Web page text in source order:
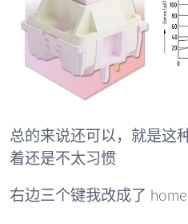
总的来说还可以，就是这
着还是不太习惯
右边三个键我改成了